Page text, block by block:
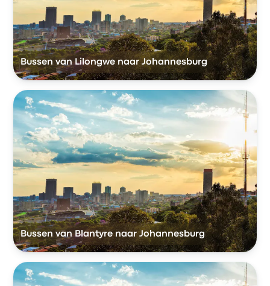
Bussen van Lilongwe naar Johannesburg
Bussen van Blantyre naar Johannesburg